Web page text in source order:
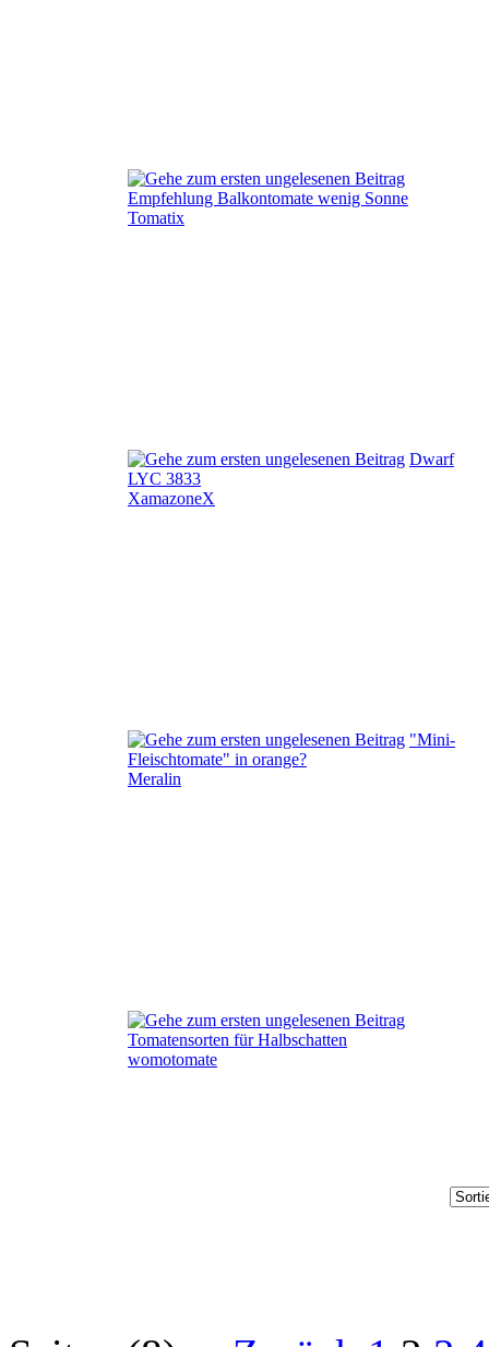
Empfehlung Balkontomate wenig Sonne
Tomatix
Dwarf
LYC 3833
XamazoneX
"Mini-
Fleischtomate" in orange?
Meralin
Tomatensorten für Halbschatten
womotomate